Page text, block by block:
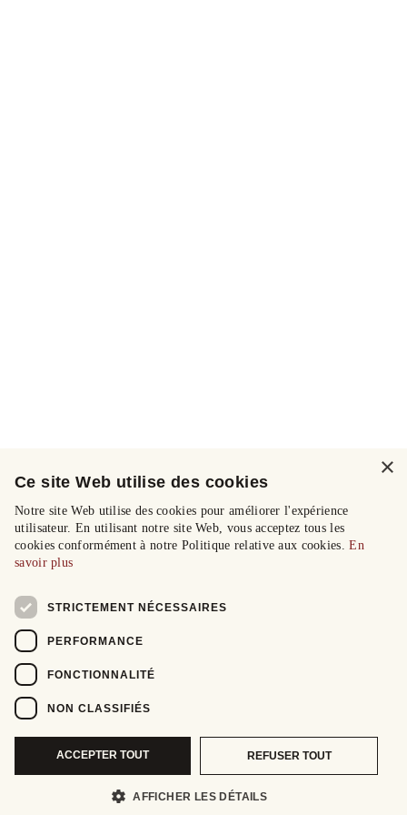
×
Ce site Web utilise des cookies
Notre site Web utilise des cookies pour améliorer l'expérience
utilisateur. En utilisant notre site Web, vous acceptez tous les
cookies conformément à notre Politique relative aux cookies.En
savoir plus
STRICTEMENT NÉCESSAIRES
PERFORMANCE
FONCTIONNALITÉ
NON CLASSIFIÉS
ACCEPTER TOUT REFUSER TOUT
AFFICHER LES DÉTAILS